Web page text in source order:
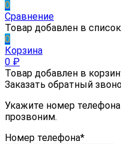
0
Сравнение
Товар добавлен в
0
Корзина
0 ₽
Товар добавлен в
Заказать обратный
Укажите номер
прозвоним.
Номер телефона*